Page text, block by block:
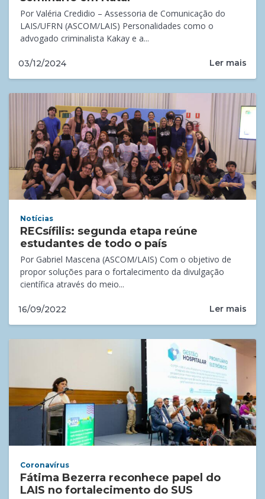
Por Valéria Credidio – Assessoria de Comunicação do
LAIS/UFRN (ASCOM/LAIS) Personalidades como o
advogado criminalista Kakay e a...
03/12/2024 Ler mais
Notícias
RECsífilis: segunda etapa reúne
estudantes de todo o país
Por Gabriel Mascena (ASCOM/LAIS) Com o objetivo de
propor soluções para o fortalecimento da divulgação
científica através do meio...
16/09/2022 Ler mais
Coronavírus
Fátima Bezerra reconhece papel do
LAIS no fortalecimento do SUS